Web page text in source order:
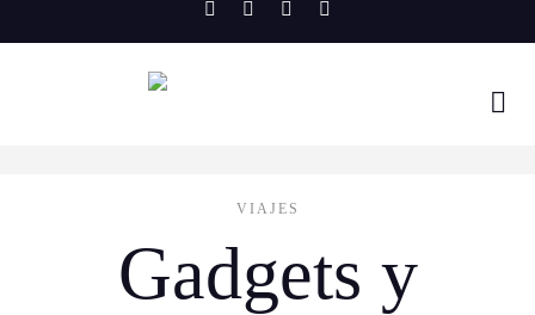
to
VIAJES
Gadgets y